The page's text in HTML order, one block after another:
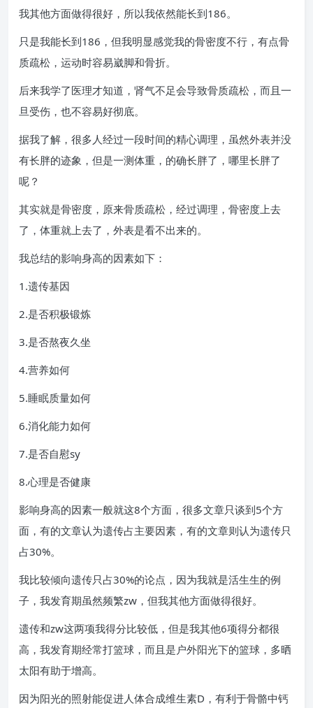
我其他方面做得很好，所以我依然能长到186。
只是我能长到186，但我明显感觉我的骨密度不行，有点骨
质疏松，运动时容易崴脚和骨折。
后来我学了医理才知道，肾气不足会导致骨质疏松，而且一
旦受伤，也不容易好彻底。
据我了解，很多人经过一段时间的精心调理，虽然外表并没
有长胖的迹象，但是一测体重，的确长胖了，哪里长胖了
呢？
其实就是骨密度，原来骨质疏松，经过调理，骨密度上去
了，体重就上去了，外表是看不出来的。
我总结的影响身高的因素如下：
1.遗传基因
2.是否积极锻炼
3.是否熬夜久坐
4.营养如何
5.睡眠质量如何
6.消化能力如何
7.是否自慰sy
8.心理是否健康
影响身高的因素一般就这8个方面，很多文章只谈到5个方
面，有的文章认为遗传占主要因素，有的文章则认为遗传只
占30%。
我比较倾向遗传只占30%的论点，因为我就是活生生的例
子，我发育期虽然频繁zw，但我其他方面做得很好。
遗传和zw这两项我得分比较低，但是我其他6项得分都很
高，我发育期经常打篮球，而且是户外阳光下的篮球，多晒
太阳有助于增高。
因为阳光的照射能促进人体合成维生素D，有利于骨骼中钙